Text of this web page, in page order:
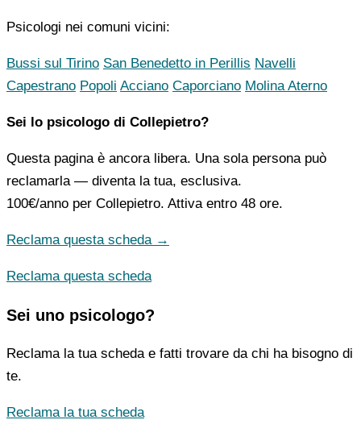
Psicologi nei comuni vicini:
Bussi sul Tirino San Benedetto in Perillis Navelli
Capestrano Popoli Acciano Caporciano Molina Aterno
Sei lo psicologo di Collepietro?
Questa pagina è ancora libera. Una sola persona può
reclamarla — diventa la tua, esclusiva.
100€/anno per Collepietro. Attiva entro 48 ore.
Reclama questa scheda →
Reclama questa scheda
Sei uno psicologo?
Reclama la tua scheda e fatti trovare da chi ha bisogno di
te.
Reclama la tua scheda